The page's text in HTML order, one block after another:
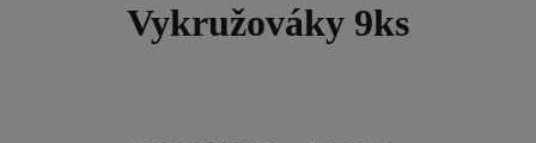
Vykružováky 9ks